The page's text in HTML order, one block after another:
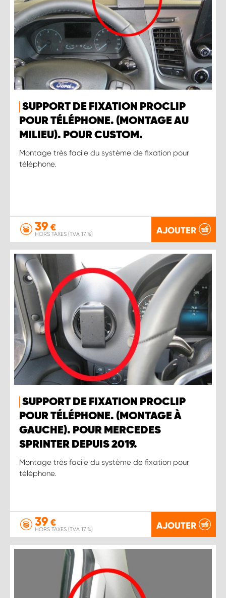
SUPPORT DE FIXATION PROCLIP
POUR TÉLÉPHONE. (MONTAGE AU
MILIEU). POUR CUSTOM.
Montage très facile du système de fixation pour
téléphone.
39 €
HORS TAXES (TVA 17 %) AJOUTER
SUPPORT DE FIXATION PROCLIP
POUR TÉLÉPHONE. (MONTAGE À
GAUCHE). POUR MERCEDES
SPRINTER DEPUIS 2019.
Montage très facile du système de fixation pour
téléphone.
39 €
HORS TAXES (TVA 17 %) AJOUTER